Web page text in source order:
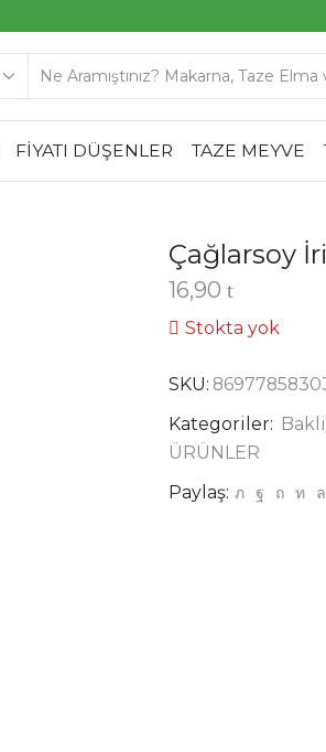
FİYATI DÜŞENLER TAZE MEYVE
Çağlarsoy
16,90
Stokta yok
SKU:
Kategoriler:
ÜRÜNLER
Paylaş: